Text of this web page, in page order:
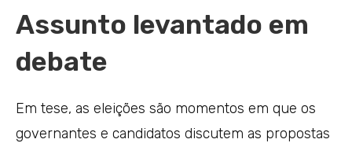
Assunto levantado em
debate
Em tese, as eleições são momentos em que os
governantes e candidatos discutem as propostas